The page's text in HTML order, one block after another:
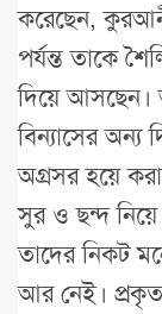
করেছেন,
পর্যন্ত তাকে
দিয়ে আসছেন।
বিন্যাসের অন্য
অগ্রসর হয়ে
সুর ও ছন্দ নিয়ে
তাদের নিকট
আর নেই।